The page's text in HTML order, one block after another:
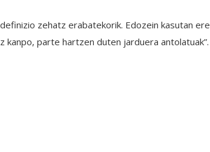
zehatz erabatekorik. Edozein kasutan
kanpo, parte hartzen duten jarduera